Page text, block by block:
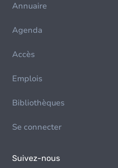
Annuaire
Agenda
Accès
Emplois
Bibliothèques
Se connecter
Suivez-nous